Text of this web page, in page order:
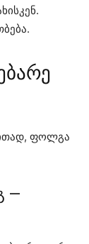
ფოლგა
—